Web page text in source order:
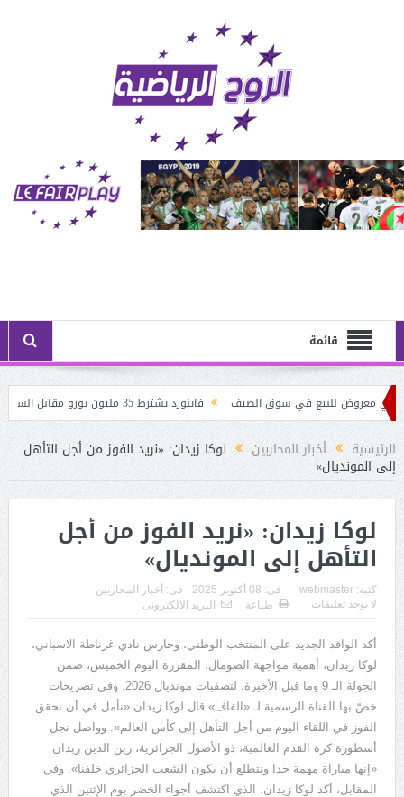
قائمة
معروض للبيع في سوق الصيف
فاينورد يشترط 35 مليون يورو مقابل الساحر الجزائري: أستون فيلا يُنــافس نيوكاسل على حــاج موسى
لخلافة بيتكوفيتش
الرئيسية أخبار المحاربين لوكا زيدان: «نريد الفوز من أجل التأهل
إلى المونديال»
لوكا زيدان: «نريد الفوز من أجل
التأهل إلى المونديال»
كتبه: webmaster فى: 08 أكتوبر 2025 فى: أخبار المحاربين
لا يوجد تعليقات
طباعة البريد الالكترونى
أكد الوافد الجديد على المنتخب الوطني، وحارس نادي غرناطة الاسباني،
لوكا زيدان، أهمية مواجهة الصومال، المقررة اليوم الخميس، ضمن
الجولة الـ
وما قبل الأخيرة، لتصفيات مونديال
وفي تصريحات
خصّ بها القناة الرسمية لـ «الفاف» قال لوكا زيدان «نأمل في أن نحقق
الفوز في اللقاء اليوم من أجل التأهل إلى كأس العالم». وواصل نجل
أسطورة كرة القدم العالمية، ذو الأصول الجزائرية، زين الدين زيدان
«إنها مباراة مهمة جدا ونتطلع أن يكون الشعب الجزائري خلفنا». وفي
المقابل، أكد لوكا زيدان، الذي اكتشف أجواء الخضر يوم الإثنين الذي